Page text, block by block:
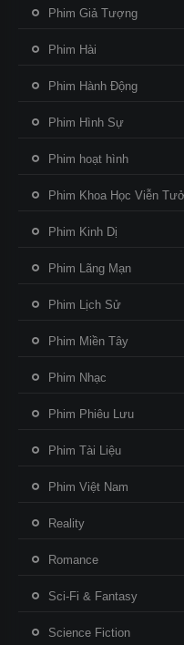
Phim Giả Tượng
Phim Hài
Phim Hành Động
Phim Hình Sự
Phim hoạt hình
Phim Khoa Học Viễn
Phim Kinh Dị
Phim Lãng Mạn
Phim Lịch Sử
Phim Miền Tây
Phim Nhạc
Phim Phiêu Lưu
Phim Tài Liệu
Phim Việt Nam
Reality
Romance
Sci-Fi & Fantasy
Science Fiction